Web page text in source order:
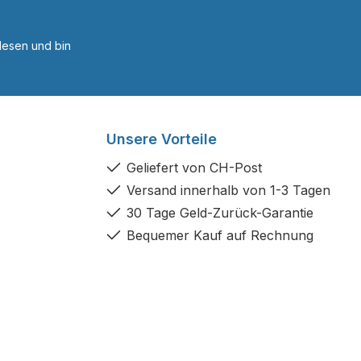
und bin
Unsere Vorteile
Geliefert von CH-Post
Versand innerhalb von 1-3 Tagen
30 Tage Geld-Zurück-Garantie
Bequemer Kauf auf Rechnung